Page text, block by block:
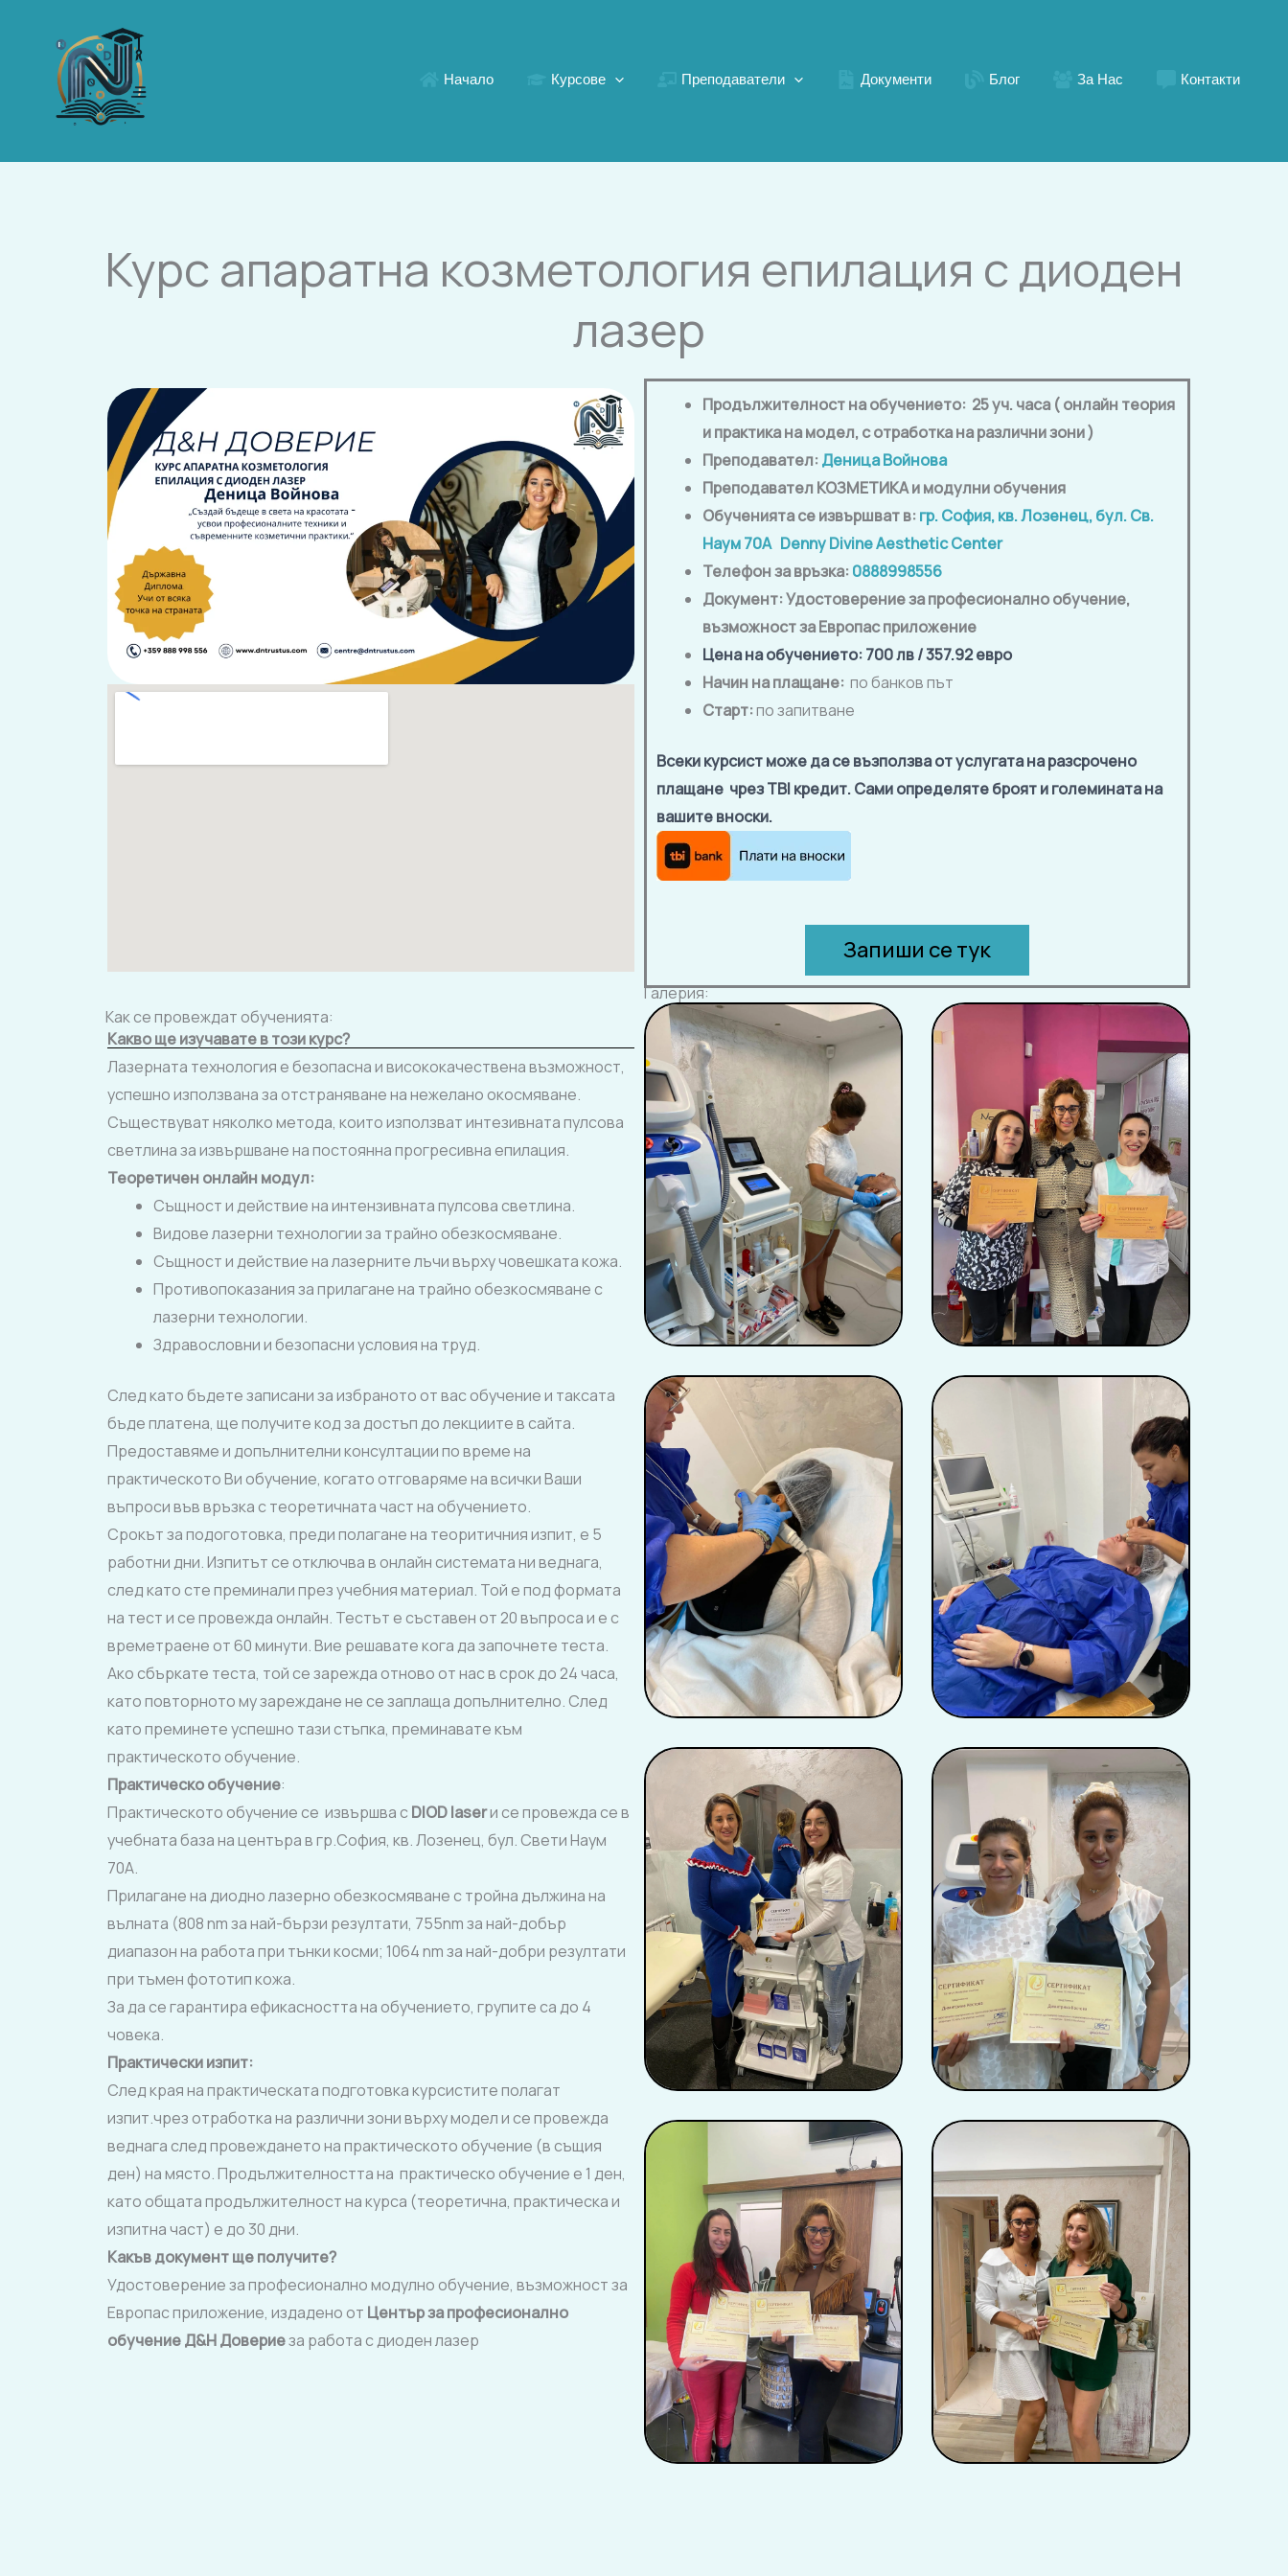
Начало Курсове Преподаватели Документи Блог За Нас Контакти
Курс апаратна козметология епилация с диоден
лазер ​
Продължителност на обучението: 25 уч. часа ( онлайн теория
и практика на модел, с отработка на различни зони )
Преподавател: Деница Войнова
Преподавател КОЗМЕТИКА и модулни обучения
Обученията се извършват в: гр. София, кв. Лозенец, бул. Св.
Наум 70А Denny Divine Aesthetic Center
Телефон за връзка: 0888998556
Документ: Удостоверение за професионално обучение,
възможност за Европас приложение
Цена на обучението: 700 лв / 357.92 евро
Начин на плащане: по банков път
Старт:по запитване
Всеки курсист може да се възползва от услугата на разсрочено
плащане чрез TBI кредит. Сами определяте броят и големината на
вашите вноски.
Запиши се тук
Как се провеждат обученията:
Какво ще изучавате в този курс?
Лазерната технология е безопасна и висококачествена възможност,
успешно използвана за отстраняване на нежелано окосмяване.
Съществуват няколко метода, които използват интезивната пулсова
светлина за извършване на постоянна прогресивна епилация.
Теоретичен онлайн модул:
Същност и действие на интензивната пулсова светлина.
Видове лазерни технологии за трайно обезкосмяване.
Същност и действие на лазерните лъчи върху човешката кожа.
Противопоказания за прилагане на трайно обезкосмяване с
лазерни технологии.
Здравословни и безопасни условия на труд.
След като бъдете записани за избраното от вас обучение и таксата
бъде платена, ще получите код за достъп до лекциите в сайта.
Предоставяме и допълнителни консултации по време на
практическото Ви обучение, когато отговаряме на всички Ваши
въпроси във връзка с теоретичната част на обучението.
Срокът за подоготовка, преди полагане на теоритичния изпит, е 5
работни дни. Изпитът се отключва в онлайн системата ни веднага,
след като сте преминали през учебния материал. Той е под формата
на тест и се провежда онлайн. Тестът е съставен от 20 въпроса и е с
времетраене от 60 минути. Вие решавате кога да започнете теста.
Ако сбъркате теста, той се зарежда отново от нас в срок до 24 часа,
като повторното му зареждане не се заплаща допълнително. След
като преминете успешно тази стъпка, преминавате към
практическото обучение.
Практическо обучение:
Практическото обучение се извършва с DIODlaserи се провежда се в
учебната база на центъра в гр.София, кв. Лозенец, бул. Свети Наум
70А.
Прилагане на диодно лазерно обезкосмяване с тройна дължина на
вълната (808 nm за най-бързи резултати, 755nm за най-добър
диапазон на работа при тънки косми; 1064 nm за най-добри резултати
при тъмен фототип кожа.
За да се гарантира ефикасността на обучението, групите са до 4
човека.
Практически изпит:
След края на практическата подготовка курсистите полагат
изпит.чрез отработка на различни зони върху модел и се провежда
веднага след провеждането на практическото обучение (в същия
ден) на място. Продължителността на практическо обучение е 1 ден,
като общата продължителност на курса (теоретична, практическа и
изпитна част) е до 30 дни.
Какъв документ ще получите?
Удостоверение за професионално модулно обучение, възможност за
Европас приложение, издадено от Център за професионално
обучение Д&Н Довериеза работа с диоден лазер
Галерия: